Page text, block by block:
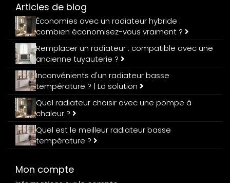
Articles de blog
Économies avec un radiateur hybride :
combien économisez-vous vraiment ?
Remplacer un radiateur : compatible avec une
ancienne tuyauterie ?
Inconvénients d'un radiateur basse
température ? | La solution
Quel radiateur choisir avec une pompe à
chaleur ?
Quel est le meilleur radiateur basse
température ?
Mon compte